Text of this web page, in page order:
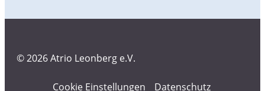
© 2026 Atrio Leonberg e.V.
Cookie Einstellungen Datenschutz